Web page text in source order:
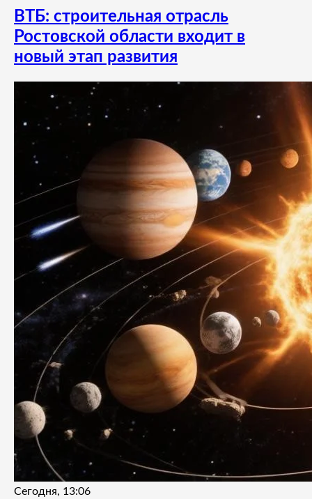
ВТБ: строительная отрасль
Ростовской области входит в
новый этап развития
Сегодня, 13:06